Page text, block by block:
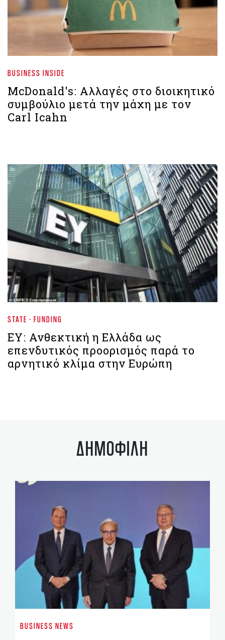
BUSINESS INSIDE
McDonald's: Αλλαγές στο διοικητικό
συμβούλιο μετά την μάχη με τον
Carl Icahn
STATE - FUNDING
ΕΥ: Ανθεκτική η Ελλάδα ως
επενδυτικός προορισμός παρά το
αρνητικό κλίμα στην Ευρώπη
ΔΗΜΟΦΙΛΗ
BUSINESS NEWS